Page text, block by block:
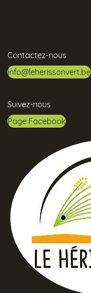
Contactez-nous
info@leherissonvert.be
Suivez-nous
Page Facebook